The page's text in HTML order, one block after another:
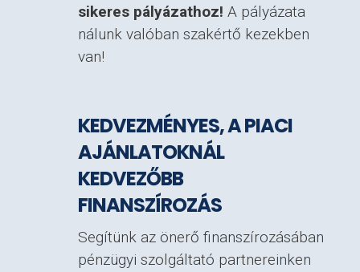
sikeres pályázathoz! A pályázata
nálunk valóban szakértő kezekben
van!
KEDVEZMÉNYES, A PIACI
AJÁNLATOKNÁL
KEDVEZŐBB
FINANSZÍROZÁS
Segítünk az önerő finanszírozásában
pénzügyi szolgáltató partnereinken